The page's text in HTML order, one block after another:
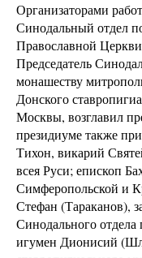
Организаторами
Синодальный отдел
Православной
Председатель
монашеству
Донского
Москвы, возглавил
президиуме также
Тихон, викарий
всея Руси; епископ
Симферопольской и
Стефан (Тараканов),
Синодального
игумен Дионисий